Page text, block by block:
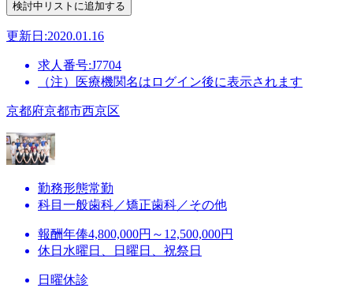
更新日:2020.01.16
求人番号:J7704
（注）医療機関名はログイン後に表示されます
京都府京都市西京区
勤務形態常勤
科目 一般歯科／矯正歯科／その他
報酬年俸4,800,000円～12,500,000円
休日 水曜日、日曜日、祝祭日
日曜休診